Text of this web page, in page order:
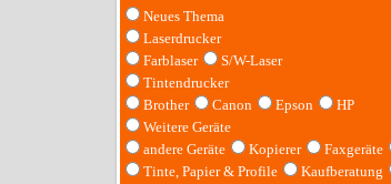
Neues Thema
Laserdrucker
Farblaser
S/W-Laser
Tintendrucker
Brother
Canon Epson
HP
Weitere Geräte
andere Geräte
Kopierer Faxgeräte
Tinte, Papier & Profile
Kaufberatung